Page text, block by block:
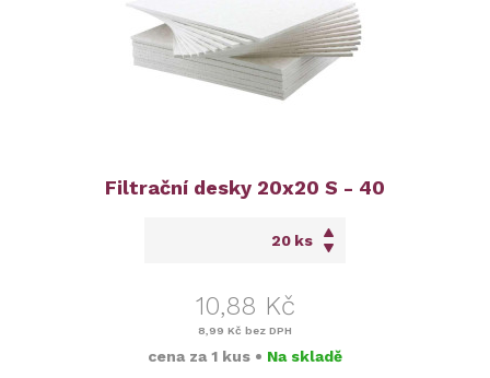
Filtrační desky 20x20 S - 40
ks
10,88 Kč
8,99 Kč bez DPH
cena za 1 kus • Na skladě